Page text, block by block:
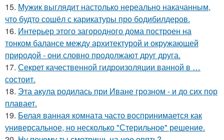
15. Мужик выглядит настолько нереально накачанным,
что будто сошёл с карикатуры про бодибилдеров.
16. Интерьер этого загородного дома построен на
тонком балансе между архитектурой и окружающей
природой - они словно продолжают друг друга.
17. Секрет качественной гидроизоляции ванной в …
состоит.
18. Эта акула родилась при Иване грозном - и до сих пор
плавает.
19. Белая ванная комната часто воспринимается как
универсальное, но несколько "Стерильное" решение.